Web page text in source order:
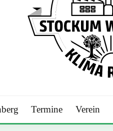
Termine Verein